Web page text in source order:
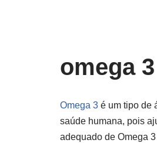
omega 3
Omega 3 é um tipo de
saúde humana, pois
adequado de Omega